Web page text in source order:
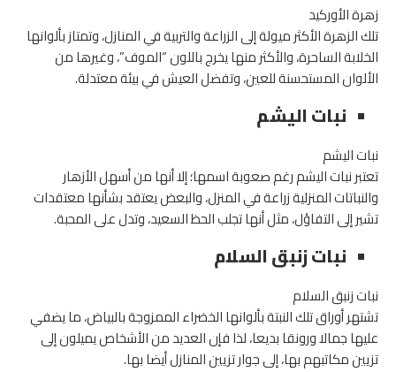
زهرة الأوركيد
تلك الزهرة الأكثر ميولة إلى الزراعة والتربية في المنازل، وتمتاز بألوانها
الخلابة الساحرة، والأكثر منها يخرج باللون “الموف”، وغيرها من
الألوان المستحسنة للعين، وتفضل العيش في بيئة معتدلة.
نبات اليشم
نبات اليشم
تعتبر نبات اليشم رغم صعوبة اسمها؛ إلا أنها من أسهل الأزهار
والنباتات المنزلية زراعة في المنزل، والبعض يعتقد بشأنها معتقدات
تشير إلى التفاؤل، مثل أنها تجلب الحظ السعيد، وتدل على المحبة.
نبات زنبق السلام
نبات زنبق السلام
تشتهر أوراق تلك النبتة بألوانها الخضراء الممزوجة بالبياض، ما يضفي
عليها جمالا ورونقا بديعا، لذا فإن العديد من الأشخاص يميلون إلى
تزيين مكاتبهم بها، إلى جوار تزيين المنازل أيضا بها.